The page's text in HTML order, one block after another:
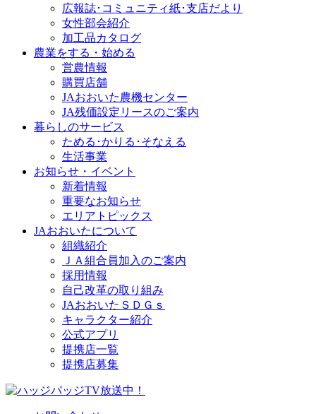
広報誌･コミュニティ紙･支店だより
女性部会紹介
加工品カタログ
農業をする・始める
営農情報
購買店舗
JAおおいた農機センター
JA残価設定リースのご案内
暮らしのサービス
ためる･かりる･そなえる
生活事業
お知らせ・イベント
新着情報
重要なお知らせ
エリアトピックス
JAおおいたについて
組織紹介
ＪＡ組合員加入のご案内
採用情報
自己改革の取り組み
JAおおいたＳＤＧｓ
キャラクター紹介
公式アプリ
提携店一覧
提携店募集